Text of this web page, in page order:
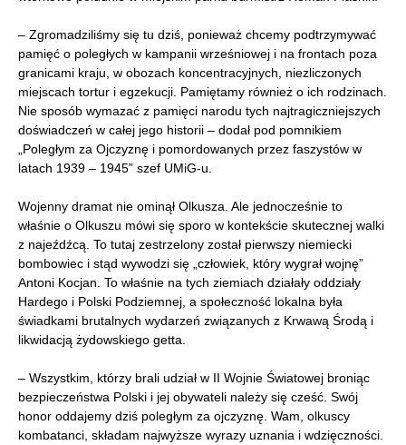
– Zgromadziliśmy się tu dziś, ponieważ chcemy podtrzymywać
pamięć o poległych w kampanii wrześniowej i na frontach poza
granicami kraju, w obozach koncentracyjnych, niezliczonych
miejscach tortur i egzekucji. Pamiętamy również o ich rodzinach.
Nie sposób wymazać z pamięci narodu tych najtragiczniejszych
doświadczeń w całej jego historii – dodał pod pomnikiem
„Poległym za Ojczyznę i pomordowanych przez faszystów w
latach 1939 – 1945” szef UMiG-u.
Wojenny dramat nie ominął Olkusza. Ale jednocześnie to
właśnie o Olkuszu mówi się sporo w kontekście skutecznej walki
z najeźdźcą. To tutaj zestrzelony został pierwszy niemiecki
bombowiec i stąd wywodzi się „człowiek, który wygrał wojnę”
Antoni Kocjan. To właśnie na tych ziemiach działały oddziały
Hardego i Polski Podziemnej, a społeczność lokalna była
świadkami brutalnych wydarzeń związanych z Krwawą Środą i
likwidacją żydowskiego getta.
– Wszystkim, którzy brali udział w II Wojnie Światowej broniąc
bezpieczeństwa Polski i jej obywateli należy się cześć. Swój
honor oddajemy dziś poległym za ojczyznę. Wam, olkuscy
kombatanci, składam najwyższe wyrazy uznania i wdzięczności.